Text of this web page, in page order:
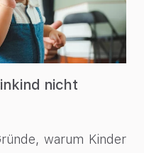
nicht
warum Kinder